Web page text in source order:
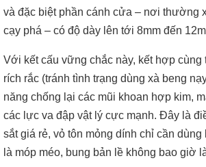
và đặc biệt phần cánh cửa – nơi thường
cạy phá – có độ dày lên tới 8mm đến
Với kết cấu vững chắc này, kết hợp cùng
rích rắc (tránh tình trạng dùng xà beng
năng chống lại các mũi khoan hợp kim,
các lực va đập vật lý cực mạnh. Đây là
sắt giá rẻ, vỏ tôn mỏng dính chỉ cần dùng
là móp méo, bung bản lề không bao giờ